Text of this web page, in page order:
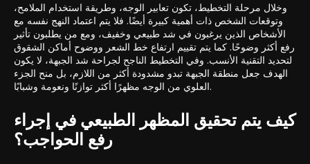
وخلال مرحلة التخطيط، تكون تعابير الوجه، وطريقة استخدام الملامح،
وتوقعات الشخص ذات أهمية كبيرة أيضًا. فلا يتم اعتماد النهج نفسه مع
الأشخاص الذين يرغبون في شد طبيعي وخفيف، ومع من يطلبون تأثير
رفع أكثر وضوحًا. كما يتم تقييم ارتفاع خط الشعر ووضوح أماكن الشقوق
لتحديد التقنية الأنسب. وفي التخطيط الناجح لجراحة شد الجبهة، لا يكون
الهدف جعل منطقة الجبهة تبدو مشدودة أكثر من اللازم، بل منح الجزء
العلوي من الوجه مظهرًا أكثر توازنًا ونعومة وشبابًا.
كيف يتم تحقيق المظهر الطبيعي في إجراء
رفع الحواجب؟